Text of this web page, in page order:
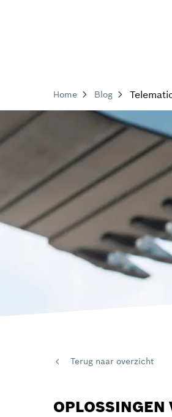
Home Blog
Terug naar overzicht
OPLOSSINGEN